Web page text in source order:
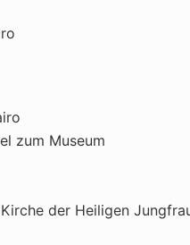
zum Museum
der Heiligen